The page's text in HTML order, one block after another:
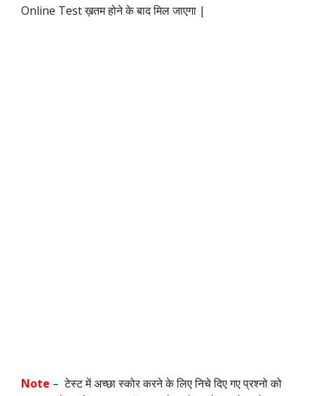
Online Test ख़तम होने के बाद मिल जाएगा |
Note – टेस्ट में अच्छा स्कोर करने के लिए निचे दिए गए प्रश्नो को